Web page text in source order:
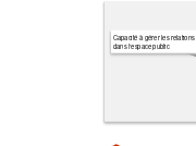
Capacité à gérer les relations
dans l'espace public